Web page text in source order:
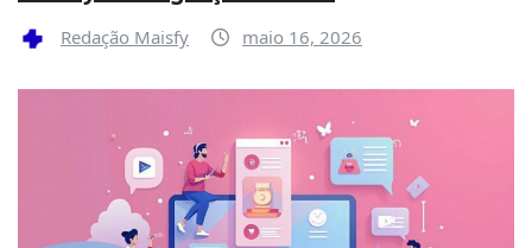
Redação Maisfy maio 16, 2026